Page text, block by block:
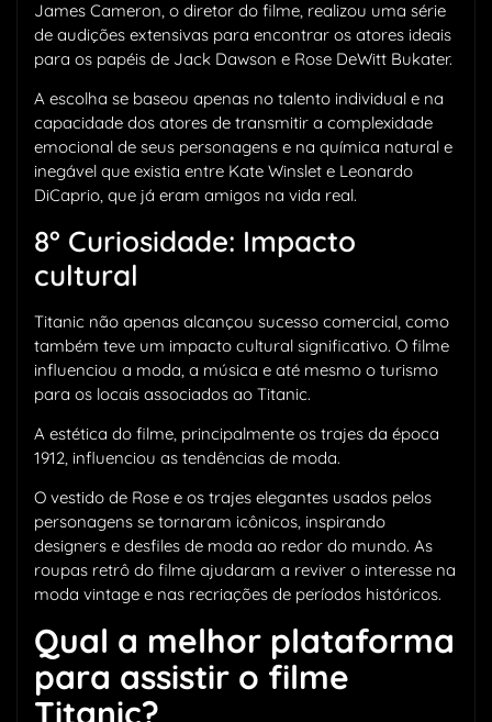
James Cameron, o diretor do filme, realizou uma série
de audições extensivas para encontrar os atores ideais
para os papéis de Jack Dawson e Rose DeWitt Bukater.
A escolha se baseou apenas no talento individual e na
capacidade dos atores de transmitir a complexidade
emocional de seus personagens e na química natural e
inegável que existia entre Kate Winslet e Leonardo
DiCaprio, que já eram amigos na vida real.
8° Curiosidade: Impacto
cultural
Titanic não apenas alcançou sucesso comercial, como
também teve um impacto cultural significativo. O filme
influenciou a moda, a música e até mesmo o turismo
para os locais associados ao Titanic.
A estética do filme, principalmente os trajes da época
1912, influenciou as tendências de moda.
O vestido de Rose e os trajes elegantes usados pelos
personagens se tornaram icônicos, inspirando
designers e desfiles de moda ao redor do mundo. As
roupas retrô do filme ajudaram a reviver o interesse na
moda vintage e nas recriações de períodos históricos.
Qual a melhor plataforma
para assistir o filme
Titanic?